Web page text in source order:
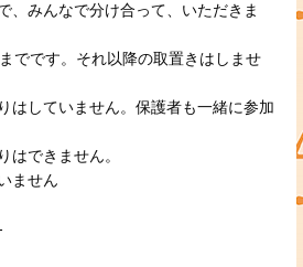
、みんなで分け合って、いただきま
でです。それ以降の取置きはしませ
はしていません。保護者も一緒に参加
はできません。
ません